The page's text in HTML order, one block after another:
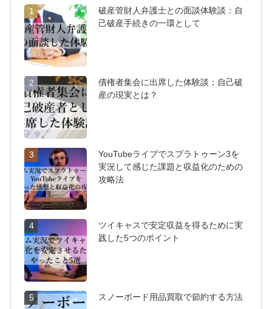
1
破産管財人弁護士との面談体験談：自
己破産手続きの一環として
2
債権者集会に出席した体験談：自己破
産の現実とは？
3
YouTubeライブでスプラトゥーン3を
実況して感じた課題と収益化のための
攻略法
4
ツイキャスで安定収益を得るために実
践した5つのポイント
5 スノーボード用品買取で節約する方法